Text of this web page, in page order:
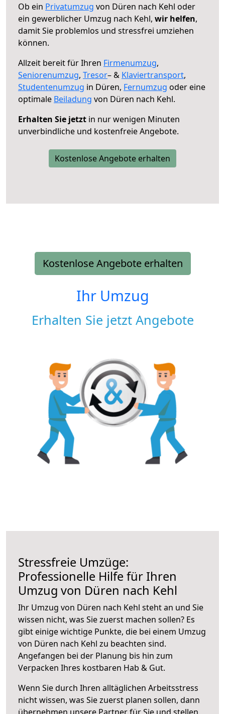
Ob ein Privatumzug von Düren nach Kehl oder
ein gewerblicher Umzug nach Kehl, wir helfen,
damit Sie problemlos und stressfrei umziehen
können.
Allzeit bereit für Ihren Firmenumzug,
Seniorenumzug, Tresor– & Klaviertransport,
Studentenumzug in Düren, Fernumzug oder eine
optimale Beiladung von Düren nach Kehl.
Erhalten Sie jetzt in nur wenigen Minuten
unverbindliche und kostenfreie Angebote.
Kostenlose Angebote erhalten
Kostenlose Angebote erhalten
Ihr Umzug
Erhalten Sie jetzt Angebote
Stressfreie Umzüge:
Professionelle Hilfe für Ihren
Umzug von Düren nach Kehl
Ihr Umzug von Düren nach Kehl steht an und Sie
wissen nicht, was Sie zuerst machen sollen? Es
gibt einige wichtige Punkte, die bei einem Umzug
von Düren nach Kehl zu beachten sind.
Angefangen bei der Planung bis hin zum
Verpacken Ihres kostbaren Hab & Gut.
Wenn Sie durch Ihren alltäglichen Arbeitsstress
nicht wissen, was Sie zuerst planen sollen, dann